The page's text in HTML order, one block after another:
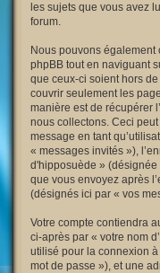
les sujets que vous avez
forum.
Nous pouvons également
phpBB tout en naviguant
que ceux-ci soient hors
couvrir seulement les
manière est de récupérer
nous collectons. Ceci
message en tant
« messages invités »),
d'hipposuède » (désignée
que vous envoyez après
(désignés ici par « vos
Votre compte contiendra
ci-après par « votre nom
utilisé pour la connexion
mot de passe »), et une